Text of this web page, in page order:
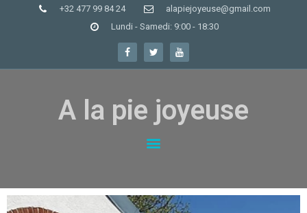
+32 477 99 84 24
alapiejoyeuse@gmail.com
Lundi - Samedi: 9:00 - 18:30
A la pie joyeuse